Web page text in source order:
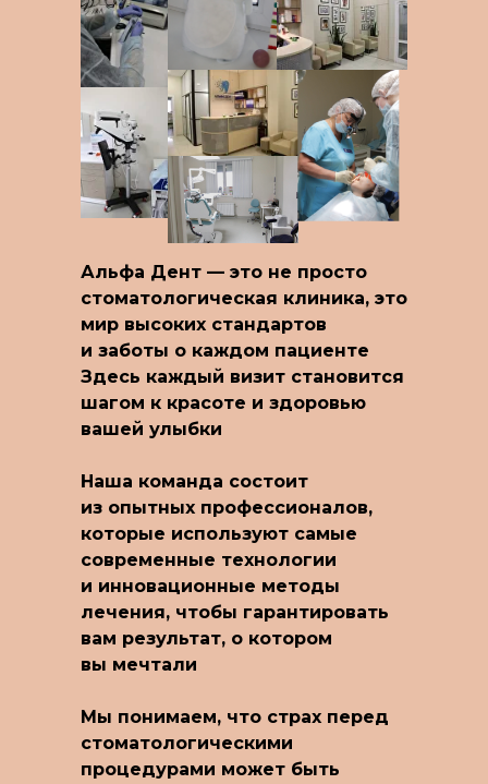
Альфа Дент — это не просто
стоматологическая клиника, это
мир высоких стандартов
и заботы о каждом пациенте
Здесь каждый визит становится
шагом к красоте и здоровью
вашей улыбки
Наша команда состоит
из опытных профессионалов,
которые используют самые
современные технологии
и инновационные методы
лечения, чтобы гарантировать
вам результат, о котором
вы мечтали
Мы понимаем, что страх перед
стоматологическими
процедурами может быть